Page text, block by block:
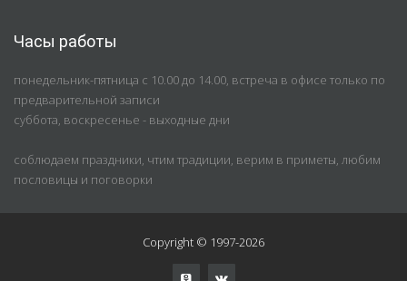
Часы работы
понедельник-пятница с 10.00 до 14.00, встреча в офисе только по
предварительной записи
суббота, воскресенье - выходные дни
соблюдаем праздники, чтим традиции, верим в приметы, любим
пословицы и поговорки
Copyright © 1997-2026